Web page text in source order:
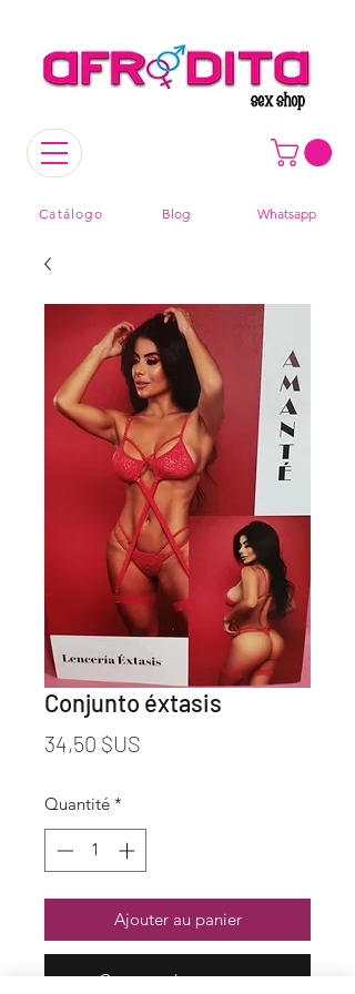
Catálogo Blog Whatsapp
Conjunto éxtasis
34,50 $US
Quantité *
Ajouter au panier
Commander et payer